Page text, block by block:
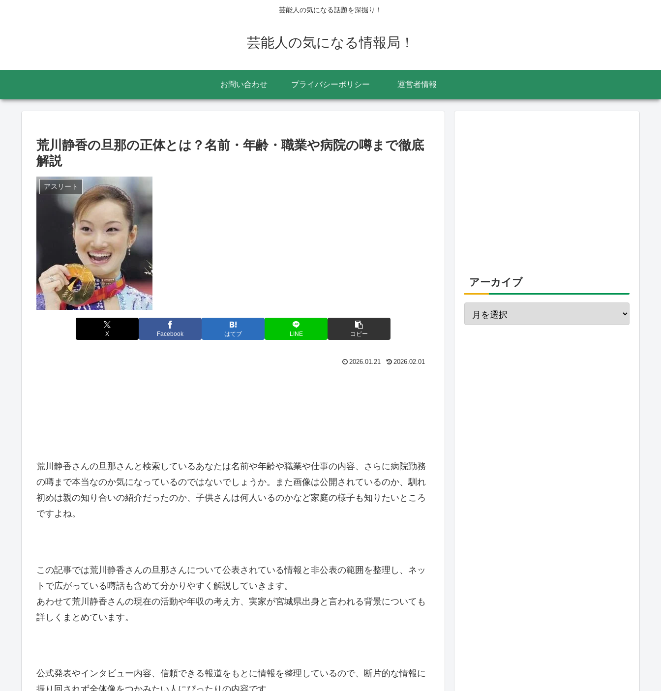
芸能人の気になる話題を深掘り！
芸能人の気になる情報局！
お問い合わせ プライバシーポリシー 運営者情報
荒川静香の旦那の正体とは？名前・年齢・職業や病院の噂まで徹底
解説
アスリート
X Facebook はてブ LINE コピー
2026.01.21 2026.02.01
荒川静香さんの旦那さんと検索しているあなたは名前や年齢や職業や仕事の内容、さらに病院勤務
の噂まで本当なのか気になっているのではないでしょうか。また画像は公開されているのか、馴れ
初めは親の知り合いの紹介だったのか、子供さんは何人いるのかなど家庭の様子も知りたいところ
ですよね。
この記事では荒川静香さんの旦那さんについて公表されている情報と非公表の範囲を整理し、ネッ
トで広がっている噂話も含めて分かりやすく解説していきます。
あわせて荒川静香さんの現在の活動や年収の考え方、実家が宮城県出身と言われる背景についても
詳しくまとめています。
公式発表やインタビュー内容、信頼できる報道をもとに情報を整理しているので、断片的な情報に
アーカイブ